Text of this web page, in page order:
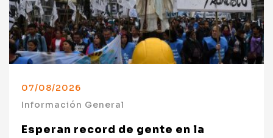
07/08/2026
Información General
Esperan record de gente en la